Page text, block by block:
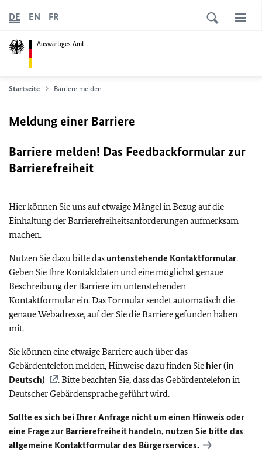
Auswärtiges Amt
DE EN FR
Startseite Barriere melden
Meldung einer Barriere
Barriere melden! Das Feedbackformular zur
Barrierefreiheit
Hier können Sie uns auf etwaige Mängel in Bezug auf die
Einhaltung der Barrierefreiheitsanforderungen aufmerksam
machen.
Nutzen Sie dazu bitte das untenstehende Kontaktformular.
Geben Sie Ihre Kontaktdaten und eine möglichst genaue
Beschreibung der Barriere im untenstehenden
Kontaktformular ein. Das Formular sendet automatisch die
genaue Webadresse, auf der Sie die Barriere gefunden haben
mit.
Sie können eine etwaige Barriere auch über das
Gebärdentelefon melden, Hinweise dazu finden Sie hier (in
Deutsch)
. Bitte beachten Sie, dass das Gebärdentelefon in
Deutscher Gebärdensprache geführt wird.
Sollte es sich bei Ihrer Anfrage nicht um einen Hinweis oder
eine Frage zur Barrierefreiheit handeln, nutzen Sie bitte das
allgemeine Kontaktformular des Bürgerservices.